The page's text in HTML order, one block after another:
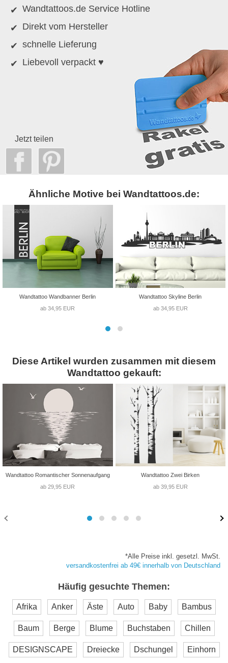
Wandtattoos.de Service Hotline
Direkt vom Hersteller
schnelle Lieferung
Liebevoll verpackt ♥
Jetzt teilen
Ähnliche Motive bei Wandtattoos.de:
Wandtattoo Wandbanner Berlin
ab 34,95 EUR
Wandtattoo Skyline Berlin
ab 34,95 EUR
Diese Artikel wurden zusammen mit diesem
Wandtattoo gekauft:
Wandtattoo Romantischer Sonnenaufgang
ab 29,95 EUR
Wandtattoo Zwei Birken
ab 39,95 EUR
*Alle Preise inkl. gesetzl. MwSt.
versandkostenfrei ab 49€ innerhalb von Deutschland
Häufig gesuchte Themen:
Afrika Anker Äste Auto Baby Bambus
Baum Berge Blume Buchstaben Chillen
DESIGNSCAPE Dreiecke Dschungel Einhorn